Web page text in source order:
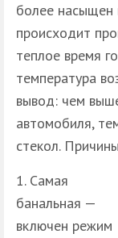
более насыщен
происходит
теплое время
температура
вывод: чем
автомобиля,
стекол.
Самая
банальная —
включен режим